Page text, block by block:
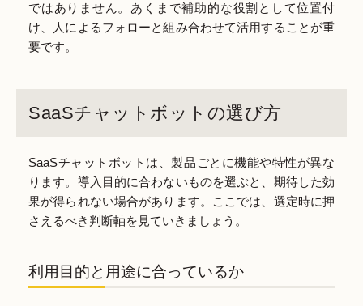
ではありません。あくまで補助的な役割として位置付
け、人によるフォローと組み合わせて活用することが重
要です。
SaaSチャットボットの選び方
SaaSチャットボットは、製品ごとに機能や特性が異な
ります。導入目的に合わないものを選ぶと、期待した効
果が得られない場合があります。ここでは、選定時に押
さえるべき判断軸を見ていきましょう。
利用目的と用途に合っているか